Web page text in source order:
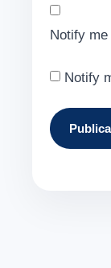
Notify
Notify